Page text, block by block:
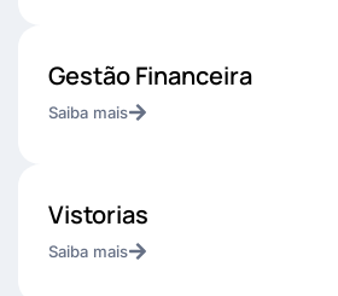
Gestão Financeira
Saiba mais
Vistorias
Saiba mais